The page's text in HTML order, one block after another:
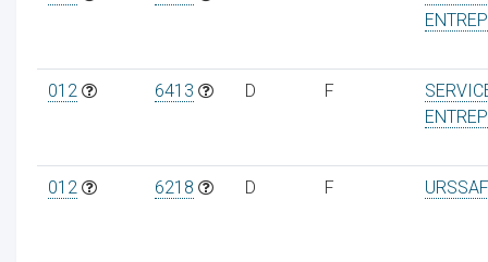
012 6413 D F
012 6218 D F